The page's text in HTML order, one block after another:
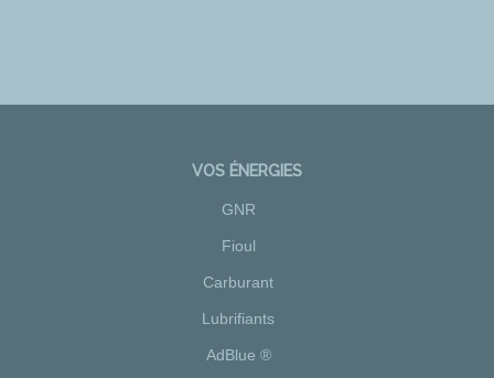
VOS ÉNERGIES
GNR
Fioul
Carburant
Lubrifiants
AdBlue ®